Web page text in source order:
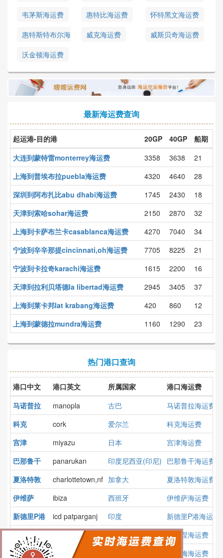
韦茅斯海运费
惠特比海运费
怀特黑文海运费
惠特斯特布尔海
威克海运费
威斯贝奇海运费
沃金顿海运费
最新海运费查询
起运港-目的港 20GP 40GP
船期
大连到蒙特雷monterrey海运费
3358 3638
21
上海到普埃布拉puebla海运费
4320 4640
28
深圳到阿布扎比abu dhabi海运费
1745 2430
18
天津到索哈sohar海运费
2150 2870
32
上海到卡萨布兰卡casablanca海运费
4270 7040
34
宁波到辛辛那提cincinnati,oh海运费
7705 8225
21
宁波到卡拉奇karachi海运费
1615 2200
16
天津到拉利贝塔德la libertad海运费
2945 3405
37
上海到莱卡邦lat krabang海运费
420 860
12
上海到蒙德拉mundra海运费
1160 1290 23
热门港口查询
港口中文 港口英文 所属国家
港口海运费
马诺普拉
manopla 古巴
马诺普拉海运费
科克
cork 爱尔兰
科克海运费
宫津
miyazu 日本
宫津海运费
巴那鲁干
panarukan 印度尼西亚(印尼) 巴那鲁干海运费
夏洛特敦
charlottetown,nf 加拿大
夏洛特敦海运费
伊维萨
ibiza 西班牙
伊维萨海运费
新德里P港
icd patparganj 印度
新德里P港海运费
布洛涅
boulogne 法国
布洛涅海运费
瓦尔梅
huarmey 瓦尔梅海运费